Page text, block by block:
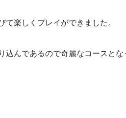
楽しくプレイができました。
んであるので奇麗なコースとな